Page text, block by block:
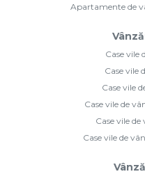
Apartamente de
Case vile
Case vile
Case vile
Case vile de
Case vile
Case vile de